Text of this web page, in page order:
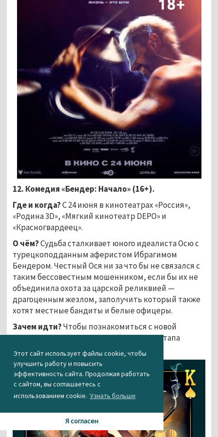
Этот сайт использует файлы cookie, чтобы
улучшить работу и повысить
эффективность сайта. Продолжая работать
с сайтом, вы соглашаетесь с
использованием cookie. Узнать больше
Я согласен
12. Комедия «Бендер: Начало» (16+).
Где и когда?С 24 июня в кинотеатрах «Россия»,
«Родина 3D», «Мягкий кинотеатр DEPO» и
«Красногвардеец».
О чём?Судьба сталкивает юного идеалиста Осю с
турецкоподданным аферистом Ибрагимом
Бендером. Честный Ося ни за что бы не связался с
таким бессовестным мошенником, если бы их не
объединила охота за царской реликвией —
драгоценным жезлом, заполучить который также
хотят местные бандиты и белые офицеры.
Зачем идти?Чтобы познакомиться с новой
историей про великого комбинатора Остапа
Бендера.